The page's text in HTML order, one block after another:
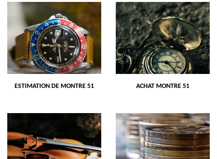
ESTIMATION DE MONTRE 51 ACHAT MONTRE 51